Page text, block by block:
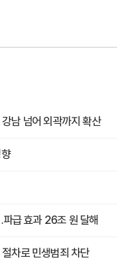
남 넘어 외곽까지 확산
급 효과 26조 원 달해
차로 민생범죄 차단